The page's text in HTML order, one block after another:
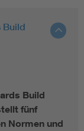
Build
Build
fünf
Normen und